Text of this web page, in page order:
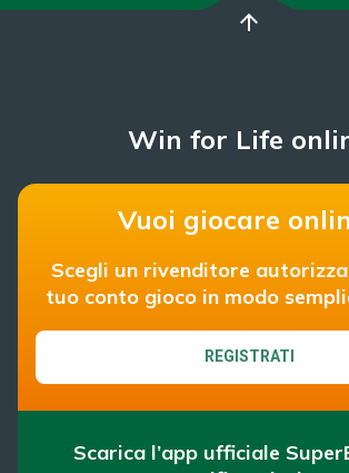
arrow_upward
Win for Life
Vuoi giocare
Scegli un rivenditore
tuo conto gioco in modo
REGISTRATI
Scarica l’app ufficiale